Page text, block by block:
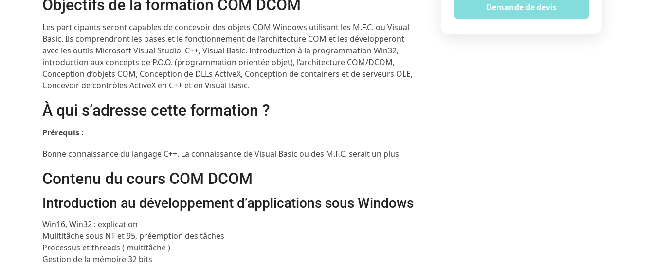
Objectifs de la formation COM DCOM
Les participants seront capables de concevoir des objets COM Windows utilisant les M.F.C. ou Visual
Basic. Ils comprendront les bases et le fonctionnement de l’architecture COM et les développeront
avec les outils Microsoft Visual Studio, C++, Visual Basic. Introduction à la programmation Win32,
introduction aux concepts de P.O.O. (programmation orientée objet), l’architecture COM/DCOM,
Conception d’objets COM, Conception de DLLs ActiveX, Conception de containers et de serveurs OLE,
Concevoir de contrôles ActiveX en C++ et en Visual Basic.
À qui s’adresse cette formation ?
Prérequis :
Bonne connaissance du langage C++. La connaissance de Visual Basic ou des M.F.C. serait un plus.
Contenu du cours COM DCOM
Introduction au développement d’applications sous Windows
Win16, Win32 : explication
Mulltitâche sous NT et 95, préemption des tâches
Processus et threads ( multitâche )
Gestion de la mémoire 32 bits
Demande de devis